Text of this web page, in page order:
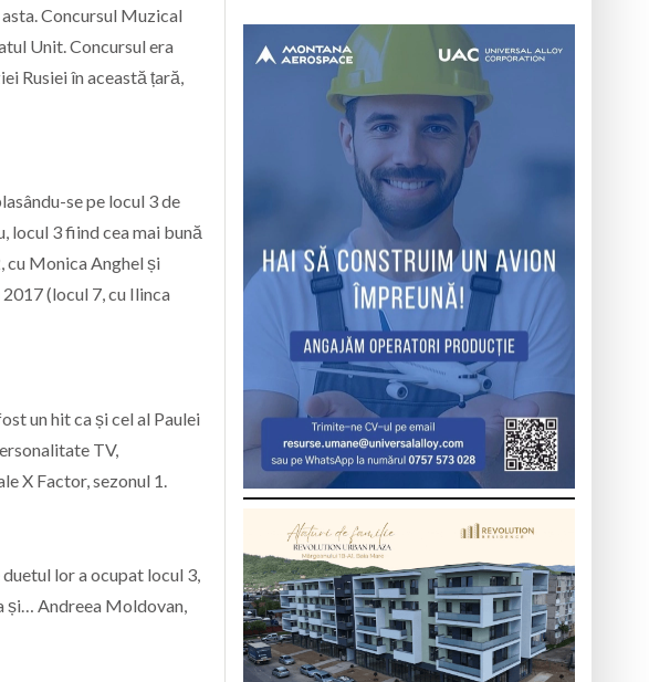
Concursul Muzical
Unit. Concursul era
Rusiei în această țară,
se pe locul 3 de
locul 3 fiind cea mai bună
cu Monica Anghel și
(locul 7, cu Ilinca
un hit ca și cel al Paulei
TV,
X Factor, sezonul 1.
lor a ocupat locul 3,
și… Andreea Moldovan,